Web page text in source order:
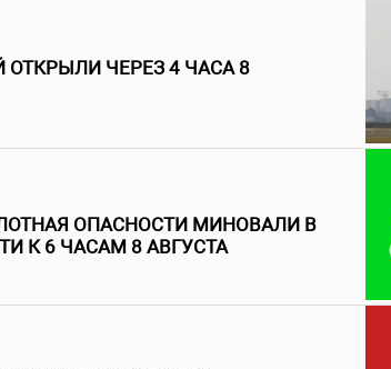
ЧЕРЕЗ 4 ЧАСА 8
ОПАСНОСТИ МИНОВАЛИ В
К 6 ЧАСАМ 8 АВГУСТА